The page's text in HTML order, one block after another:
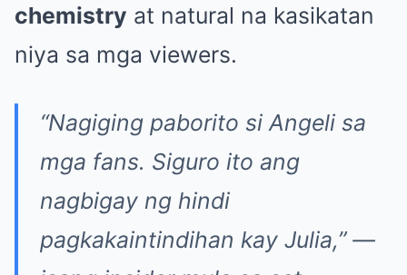
chemistry at natural na kasikatan
niya sa mga viewers.
“Nagiging paborito si Angeli sa
mga fans. Siguro ito ang
nagbigay ng hindi
pagkakaintindihan kay Julia,”—